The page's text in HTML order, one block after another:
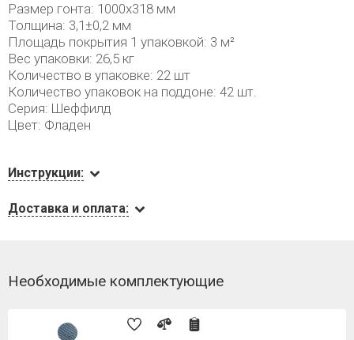
Размер гонта: 1000х318 мм
Толщина: 3,1±0,2 мм
Площадь покрытия 1 упаковкой: 3 м²
Вес упаковки: 26,5 кг
Количество в упаковке: 22 шт
Количество упаковок на поддоне: 42 шт.
Серия: Шеффилд
Цвет: Фладен
Инструкции:
Доставка и оплата:
Необходимые комплектующие